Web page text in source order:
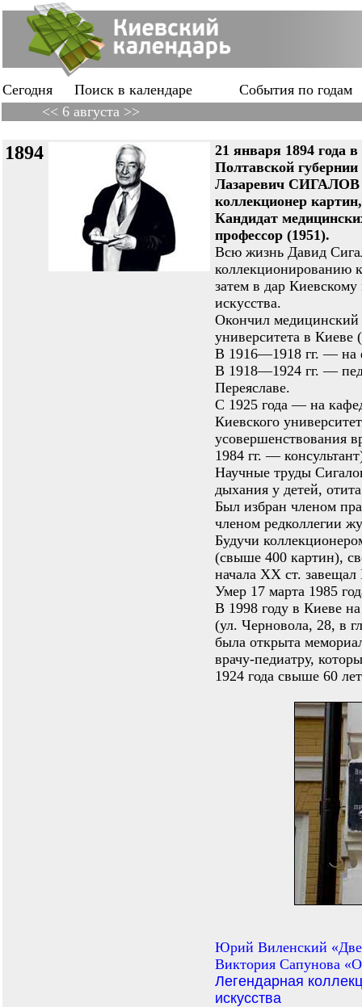
Сегодня Поиск в календаре
События по годам
<< 6 августа >>
1894
21 января 1894 года
Полтавской
Лазаревич СИГАЛОВ
коллекционер
Кандидат
профессор (1951).
Всю жизнь Давид
коллекционированию
затем в дар Киевскому
искусства.
Окончил медицинский
университета в Киеве
В 1916—1918 гг. — на
В 1918—1924 гг. —
Переяславе.
С 1925 года — на
Киевского
усовершенствования
1984 гг. —
Научные труды
дыхания у детей,
Был избран членом
членом редколлегии
Будучи
(свыше 400 картин),
начала XX ст. завещал
Умер 17 марта 1985
В 1998 году в Киеве
(ул. Черновола, 28, в
была открыта
врачу-педиатру,
1924 года свыше 60
Юрий Виленский «Две
Виктория Сапунова
Легендарная
искусства